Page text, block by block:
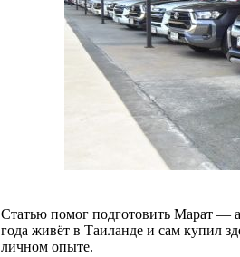
Статью помог подготовить Марат —
года живёт в Таиланде и сам купил
личном опыте.